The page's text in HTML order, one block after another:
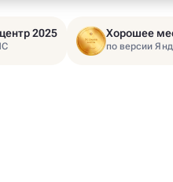
2025 Хорошее
по версии